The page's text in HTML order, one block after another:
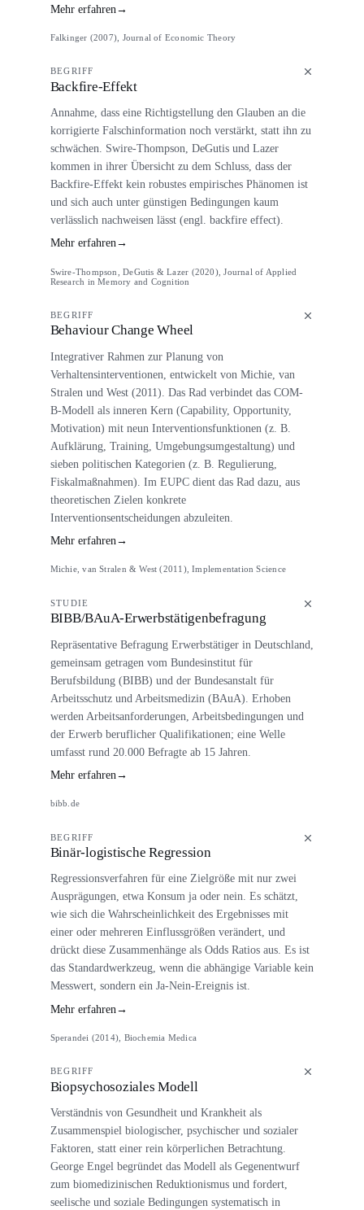
Mehr erfahren →
Falkinger (2007), Journal of Economic Theory
BEGRIFF
Backfire-Effekt
Annahme, dass eine Richtigstellung den Glauben an die
korrigierte Falschinformation noch verstärkt, statt ihn zu
schwächen. Swire-Thompson, DeGutis und Lazer
kommen in ihrer Übersicht zu dem Schluss, dass der
Backfire-Effekt kein robustes empirisches Phänomen ist
und sich auch unter günstigen Bedingungen kaum
verlässlich nachweisen lässt (engl. backfire effect).
Mehr erfahren→
Swire-Thompson, DeGutis & Lazer (2020), Journal of Applied
Research in Memory and Cognition
BEGRIFF
Behaviour Change Wheel
Integrativer Rahmen zur Planung von
Verhaltensinterventionen, entwickelt von Michie, van
Stralen und West (2011). Das Rad verbindet das COM-
B-Modell als inneren Kern (Capability, Opportunity,
Motivation) mit neun Interventionsfunktionen (z. B.
Aufklärung, Training, Umgebungsumgestaltung) und
sieben politischen Kategorien (z. B. Regulierung,
Fiskalmaßnahmen). Im EUPC dient das Rad dazu, aus
theoretischen Zielen konkrete
Interventionsentscheidungen abzuleiten.
Mehr erfahren→
Michie, van Stralen & West (2011), Implementation Science
STUDIE
BIBB/BAuA-Erwerbstätigenbefragung
Repräsentative Befragung Erwerbstätiger in Deutschland,
gemeinsam getragen vom Bundesinstitut für
Berufsbildung (BIBB) und der Bundesanstalt für
Arbeitsschutz und Arbeitsmedizin (BAuA). Erhoben
werden Arbeitsanforderungen, Arbeitsbedingungen und
der Erwerb beruflicher Qualifikationen; eine Welle
umfasst rund 20.000 Befragte ab 15 Jahren.
Mehr erfahren →
bibb.de
BEGRIFF
Binär-logistische Regression
Regressionsverfahren für eine Zielgröße mit nur zwei
Ausprägungen, etwa Konsum ja oder nein. Es schätzt,
wie sich die Wahrscheinlichkeit des Ergebnisses mit
einer oder mehreren Einflussgrößen verändert, und
drückt diese Zusammenhänge als Odds Ratios aus. Es ist
das Standardwerkzeug, wenn die abhängige Variable kein
Messwert, sondern ein Ja-Nein-Ereignis ist.
Mehr erfahren →
Sperandei (2014), Biochemia Medica
BEGRIFF
Biopsychosoziales Modell
Verständnis von Gesundheit und Krankheit als
Zusammenspiel biologischer, psychischer und sozialer
Faktoren, statt einer rein körperlichen Betrachtung.
George Engel begründet das Modell als Gegenentwurf
zum biomedizinischen Reduktionismus und fordert,
seelische und soziale Bedingungen systematisch in